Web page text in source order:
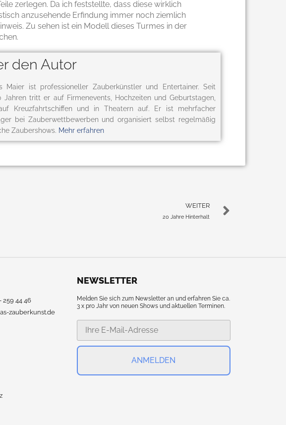
zerlegen. Da ich feststellte, dass diese wirklich
anzusehende Erfindung immer noch ziemlich
Zu sehen ist ein Modell dieses Turmes in der
den Autor
Maier ist professioneller Zauberkünstler und Entertainer. Seit
Jahren tritt er auf Firmenevents, Hochzeiten und Geburtstagen,
Kreuzfahrtschiffen und in Theatern auf. Er ist mehrfacher
bei Zauberwettbewerben und organisiert selbst regelmäßig
Zaubershows. Mehr erfahren
WEITER
20 Jahre Hinterhalt
259 44 46
zauberkunst.de
NEWSLETTER
Melden Sie sich zum Newsletter an und erfahren Sie ca.
3 x pro Jahr von neuen Shows und aktuellen Terminen.